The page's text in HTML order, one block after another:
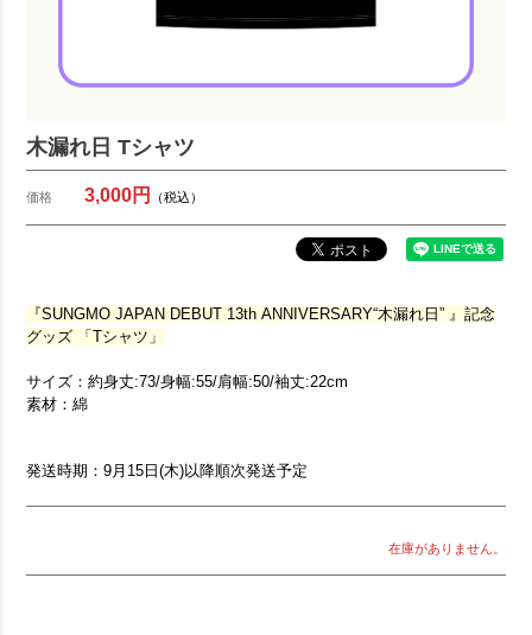
木漏れ日 Tシャツ
価格 3,000円 （税込）
『SUNGMO JAPAN DEBUT 13th ANNIVERSARY“木漏れ日” 』記念
グッズ 「Tシャツ」
サイズ：約身丈:73/身幅:55/肩幅:50/袖丈:22cm
素材：綿
発送時期：9月15日(木)以降順次発送予定
在庫がありません。